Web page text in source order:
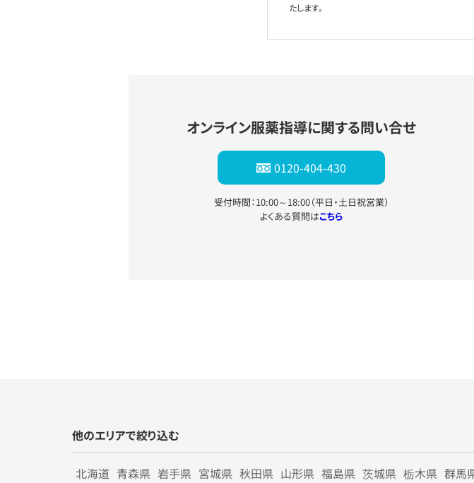
たします。
オンライン服薬指導に関する問い合せ
0120-404-430
受付時間：10:00～18:00（平日・土日祝営業）
よくある質問はこちら
他のエリアで絞り込む
北海道 青森県 岩手県 宮城県 秋田県 山形県 福島県 茨城県 栃木県 群馬